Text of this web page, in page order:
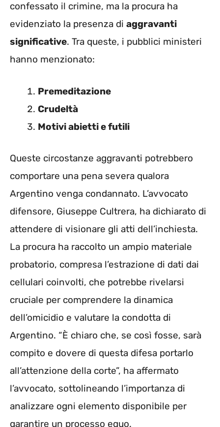
confessato il crimine, ma la procura ha
evidenziato la presenza di aggravanti
significative. Tra queste, i pubblici ministeri
hanno menzionato:
Premeditazione
Crudeltà
Motivi abietti e futili
Queste circostanze aggravanti potrebbero
comportare una pena severa qualora
Argentino venga condannato. L’avvocato
difensore, Giuseppe Cultrera, ha dichiarato di
attendere di visionare gli atti dell’inchiesta.
La procura ha raccolto un ampio materiale
probatorio, compresa l’estrazione di dati dai
cellulari coinvolti, che potrebbe rivelarsi
cruciale per comprendere la dinamica
dell’omicidio e valutare la condotta di
Argentino. “È chiaro che, se così fosse, sarà
compito e dovere di questa difesa portarlo
all’attenzione della corte”, ha affermato
l’avvocato, sottolineando l’importanza di
analizzare ogni elemento disponibile per
garantire un processo equo.